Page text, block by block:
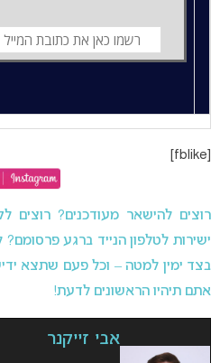
רוצים להישאר מעודכנים? רוצים
ישירות לטלפון הנייד ברגע
בצד ימין למטה – וכל פעם שתצא
אתם תיהיו הראשונים לדעת!
אבי זייקנר